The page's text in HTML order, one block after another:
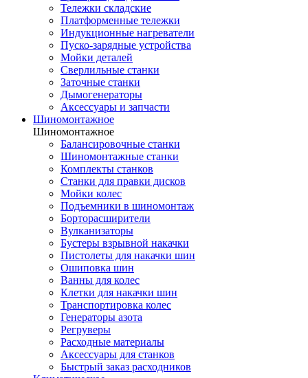
Тележки складские
Платформенные тележки
Индукционные нагреватели
Пуско-зарядные устройства
Мойки деталей
Сверлильные станки
Заточные станки
Дымогенераторы
Аксессуары и запчасти
Шиномонтажное
Шиномонтажное
Балансировочные станки
Шиномонтажные станки
Комплекты станков
Станки для правки дисков
Мойки колес
Подъемники в шиномонтаж
Борторасширители
Вулканизаторы
Бустеры взрывной накачки
Пистолеты для накачки шин
Ошиповка шин
Ванны для колес
Клетки для накачки шин
Транспортировка колес
Генераторы азота
Регруверы
Расходные материалы
Аксессуары для станков
Быстрый заказ расходников